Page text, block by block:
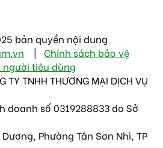
bản quyền nội dung
| Chính sách bảo vệ
tiêu dùng
TNHH THƯƠNG MẠI DỊCH VỤ
doanh số 0319288833 do Sở
Phường Tân Sơn Nhì, TP